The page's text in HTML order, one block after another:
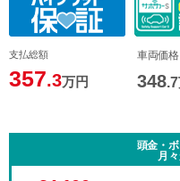
支払総額
357.3万円
車両価格
348.7
頭金・
月